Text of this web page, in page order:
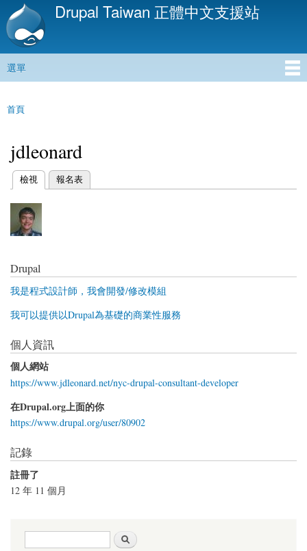
移
內
Drupal Taiwan 正體中文支援站
主選單
選單
您在這裡
首頁
jdleonard
主要索引標籤
檢視
(作用中頁籤) 報名表
Drupal
我是程式設計師，我會開發/修改模組
我可以提供以Drupal為基礎的商業性服務
個人資訊
個人網站
https://www.jdleonard.net/nyc-drupal-consultant-developer
在Drupal.org上面的你
https://www.drupal.org/user/80902
記錄
註冊了
12 年 11 個月
搜尋表單